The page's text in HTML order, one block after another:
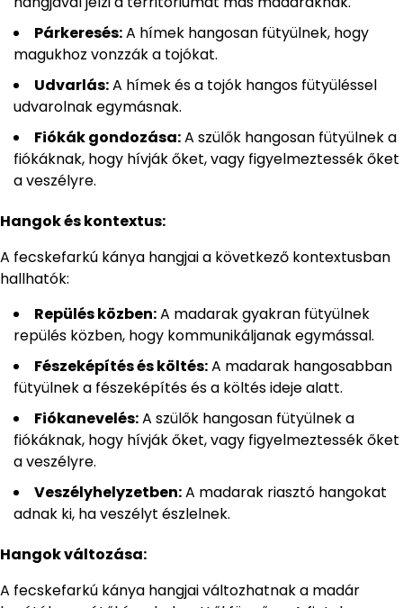
Párkeresés:A hímek hangosan fütyülnek, hogy
magukhoz vonzzák a tojókat.
Udvarlás:A hímek és a tojók hangos fütyüléssel
udvarolnak egymásnak.
Fiókák gondozása:A szülők hangosan fütyülnek a
fiókáknak, hogy hívják őket, vagy figyelmeztessék őket
a veszélyre.
Hangok és kontextus:
A fecskefarkú kánya hangjai a következő kontextusban
hallhatók:
Repülés közben:A madarak gyakran fütyülnek
repülés közben, hogy kommunikáljanak egymással.
Fészeképítés és költés:A madarak hangosabban
fütyülnek a fészeképítés és a költés ideje alatt.
Fiókanevelés:A szülők hangosan fütyülnek a
fiókáknak, hogy hívják őket, vagy figyelmeztessék őket
a veszélyre.
Veszélyhelyzetben:A madarak riasztó hangokat
adnak ki, ha veszélyt észlelnek.
Hangok változása:
A fecskefarkú kánya hangjai változhatnak a madár